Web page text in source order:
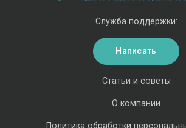
Статьи и советы
О компании
Политика обработки
Служба поддержки:
Написать